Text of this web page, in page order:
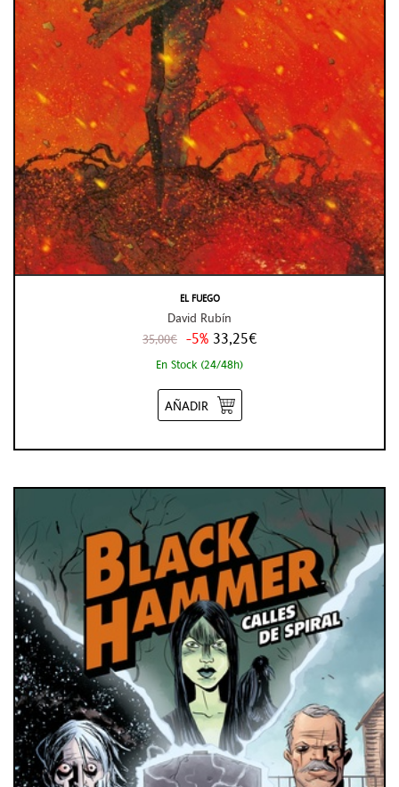
EL FUEGO
David Rubín
35,00€ -5% 33,25€
En Stock (24/48h)
AÑADIR